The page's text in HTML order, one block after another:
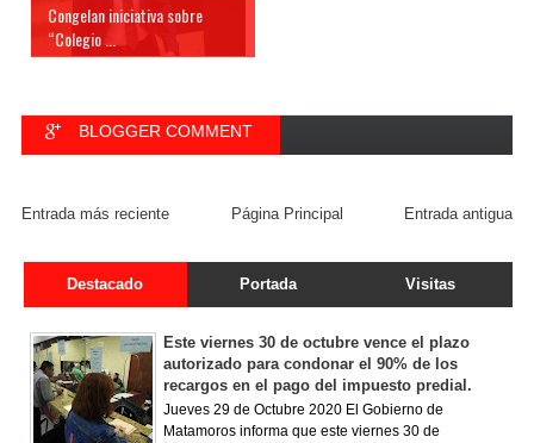
Congelan iniciativa sobre
“Colegio ...
BLOGGER COMMENT
Entrada más reciente Entrada antigua
Página Principal
Destacado Portada Visitas
Este viernes 30 de octubre vence el plazo
autorizado para condonar el 90% de los
recargos en el pago del impuesto predial.
Jueves 29 de Octubre 2020 El Gobierno de
Matamoros informa que este viernes 30 de